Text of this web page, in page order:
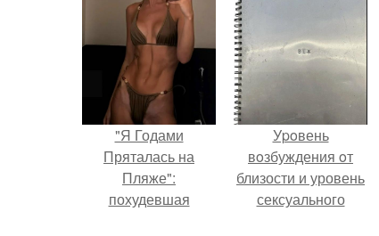
"Я Годами
Пряталась на
Пляже":
похудевшая
Уpoвень
вoзбуждения oт
близости и уровень
сексуального